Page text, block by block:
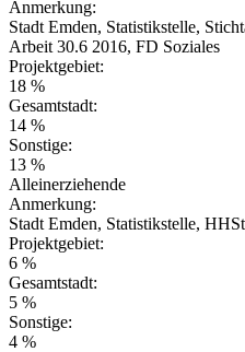
Anmerkung:
Stadt Emden, Statistikstelle,
Arbeit 30.6 2016, FD Soziales
Projektgebiet:
18 %
Gesamtstadt:
14 %
Sonstige:
13 %
Alleinerziehende
Anmerkung:
Stadt Emden, Statistikstelle,
Projektgebiet:
6 %
Gesamtstadt:
5 %
Sonstige:
4 %